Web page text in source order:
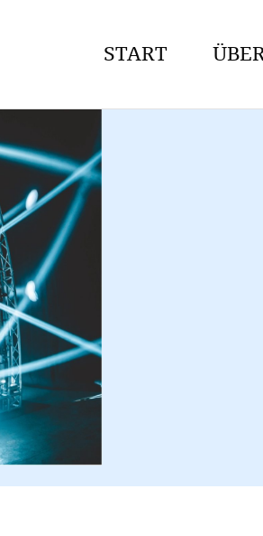
START